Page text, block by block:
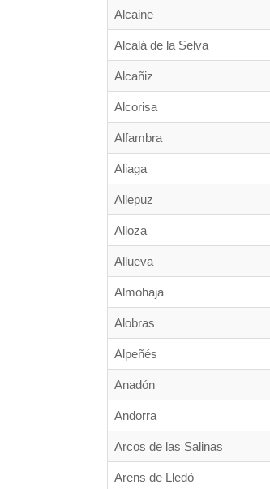
Alcaine
Alcalá de la Selva
Alcañiz
Alcorisa
Alfambra
Aliaga
Allepuz
Alloza
Allueva
Almohaja
Alobras
Alpeñés
Anadón
Andorra
Arcos de las Salinas
Arens de Lledó